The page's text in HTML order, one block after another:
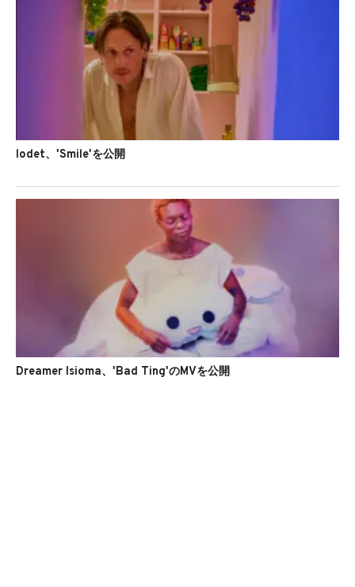
lodet、'Smile'を公開
Dreamer Isioma、'Bad Ting'のMVを公開